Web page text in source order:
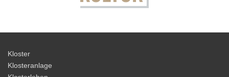
Kloster
Klosteranlage